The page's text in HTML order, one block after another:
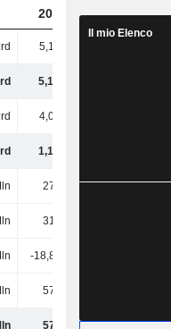
2023 2024
5,16 Mrd
5,16 Mrd
4,02 Mrd
1,14 Mrd
278 Mln 317 Mln
312 Mln
-18,82 Mln
572 Mln
572 Mln 427 Mln
Il mio Elenco